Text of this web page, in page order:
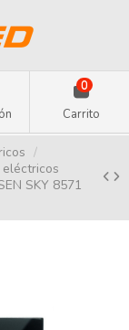
0
Carrito
eléctricos
SKY 8571